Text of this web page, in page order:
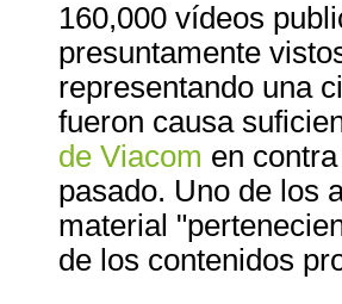
160,000 vídeos
presuntamente
representando una
fueron causa
de Viacom en
pasado. Uno de los
material
de los contenidos